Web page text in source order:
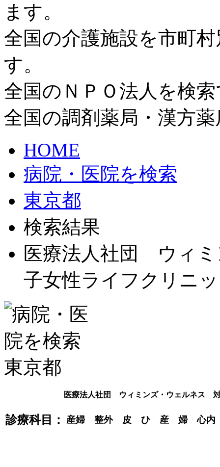
ます。
全国の介護施設を市町
す。
全国のＮＰＯ法人を検
全国の調剤薬局・漢方
HOME
病院・医院を検索
東京都
検索結果
医療法人社団 ウィ
子女性ライフクリニ
医療法人社団 ウィミンズ・ウェルネス
診療科目： 産婦 整外 皮 ひ 産 婦 心内